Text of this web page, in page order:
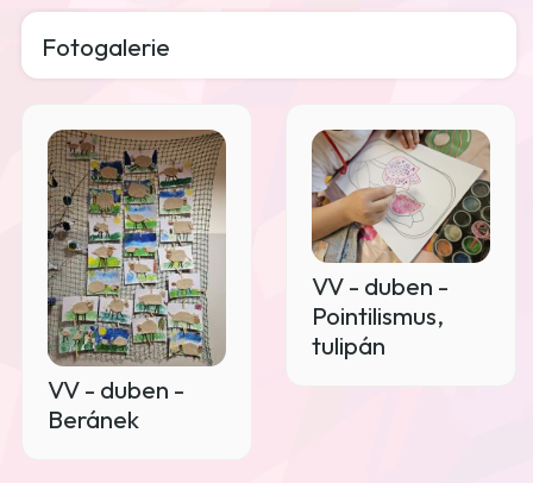
Fotogalerie
VV - duben -
Beránek
VV - duben -
Pointilismus,
tulipán